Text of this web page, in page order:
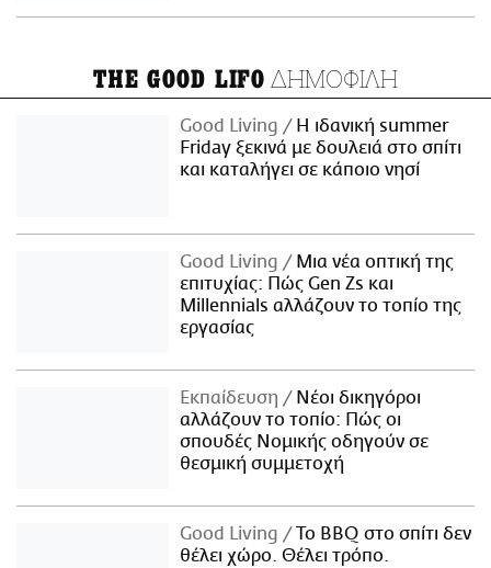
THE GOOD LIFO ΔΗΜΟΦΙΛΗ
Good Living
Η ιδανική summer
Friday ξεκινά με δουλειά στο σπίτι
και καταλήγει σε κάποιο νησί
Good Living
Μια νέα οπτική της
επιτυχίας: Πώς Gen Zs και
Millennials αλλάζουν το τοπίο της
εργασίας
Εκπαίδευση
Νέοι δικηγόροι
αλλάζουν το τοπίο: Πώς οι
σπουδές Νομικής οδηγούν σε
θεσμική συμμετοχή
Good Living
Το BBQ στο σπίτι δεν
θέλει χώρο. Θέλει τρόπο.